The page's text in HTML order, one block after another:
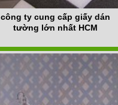
công ty cung cấp giấy dán
tường lớn nhất HCM